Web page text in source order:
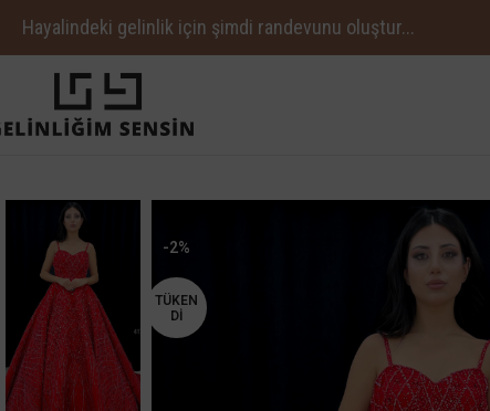
Hayalindeki gelinlik için şimdi randevunu oluştur...
-2%
TÜKEN
DI